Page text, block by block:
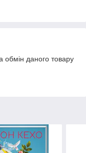
даного товару